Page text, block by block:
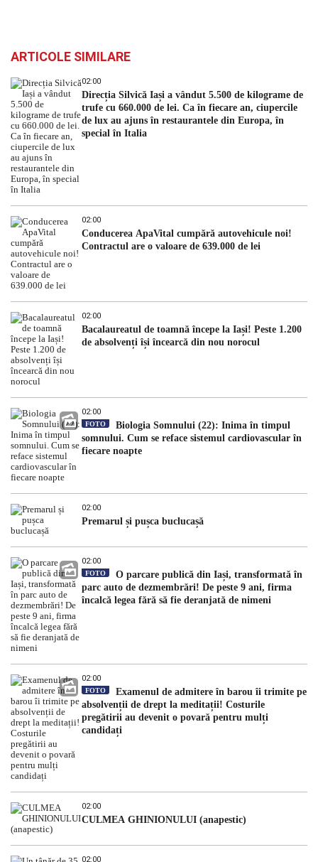
ARTICOLE SIMILARE
02:00
Direcția Silvică Iași a vândut 5.500 de kilograme de
trufe cu 660.000 de lei. Ca în fiecare an, ciupercile
de lux au ajuns în restaurantele din Europa, în
special în Italia
02:00
Conducerea ApaVital cumpără autovehicule noi!
Contractul are o valoare de 639.000 de lei
02:00
Bacalaureatul de toamnă începe la Iași! Peste 1.200
de absolvenți își încearcă din nou norocul
02:00
FOTO
Biologia Somnului (22): Inima în timpul
somnului. Cum se reface sistemul cardiovascular în
fiecare noapte
02:00
Premarul și pușca buclucașă
02:00
FOTO
O parcare publică din Iași, transformată în
parc auto de dezmembrări! De peste 9 ani, firma
încalcă legea fără să fie deranjată de nimeni
02:00
FOTO
Examenul de admitere în barou îi trimite pe
absolvenții de drept la meditații! Costurile
pregătirii au devenit o povară pentru mulți
candidați
02:00
CULMEA GHINIONULUI (anapestic)
02:00